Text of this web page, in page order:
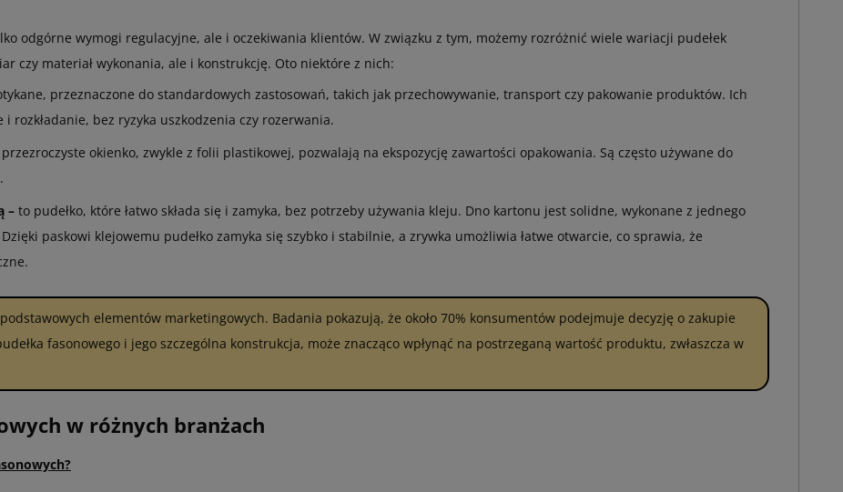
odgórne wymogi regulacyjne, ale i oczekiwania klientów. W związku z tym, możemy rozróżnić wiele wariacji pudełek
czy materiał wykonania, ale i konstrukcję. Oto niektóre z nich:
przeznaczone do standardowych zastosowań, takich jak przechowywanie, transport czy pakowanie produktów. Ich
rozkładanie, bez ryzyka uszkodzenia czy rozerwania.
okienko, zwykle z folii plastikowej, pozwalają na ekspozycję zawartości opakowania. Są często używane do
– to pudełko, które łatwo składa się i zamyka, bez potrzeby używania kleju. Dno kartonu jest solidne, wykonane z jednego
paskowi klejowemu pudełko zamyka się szybko i stabilnie, a zrywka umożliwia łatwe otwarcie, co sprawia, że
elementów marketingowych. Badania pokazują, że około 70% konsumentów podejmuje decyzję o zakupie
fasonowego i jego szczególna konstrukcja, może znacząco wpłynąć na postrzeganą wartość produktu, zwłaszcza w
w różnych branżach